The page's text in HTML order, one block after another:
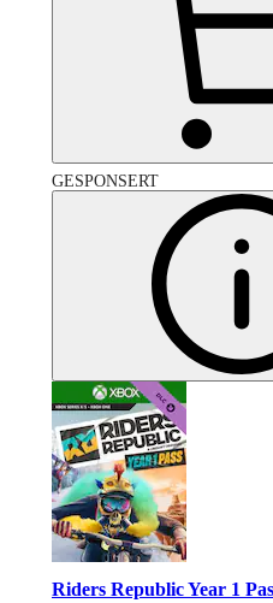
GESPONSERT
Riders Republic Year 1